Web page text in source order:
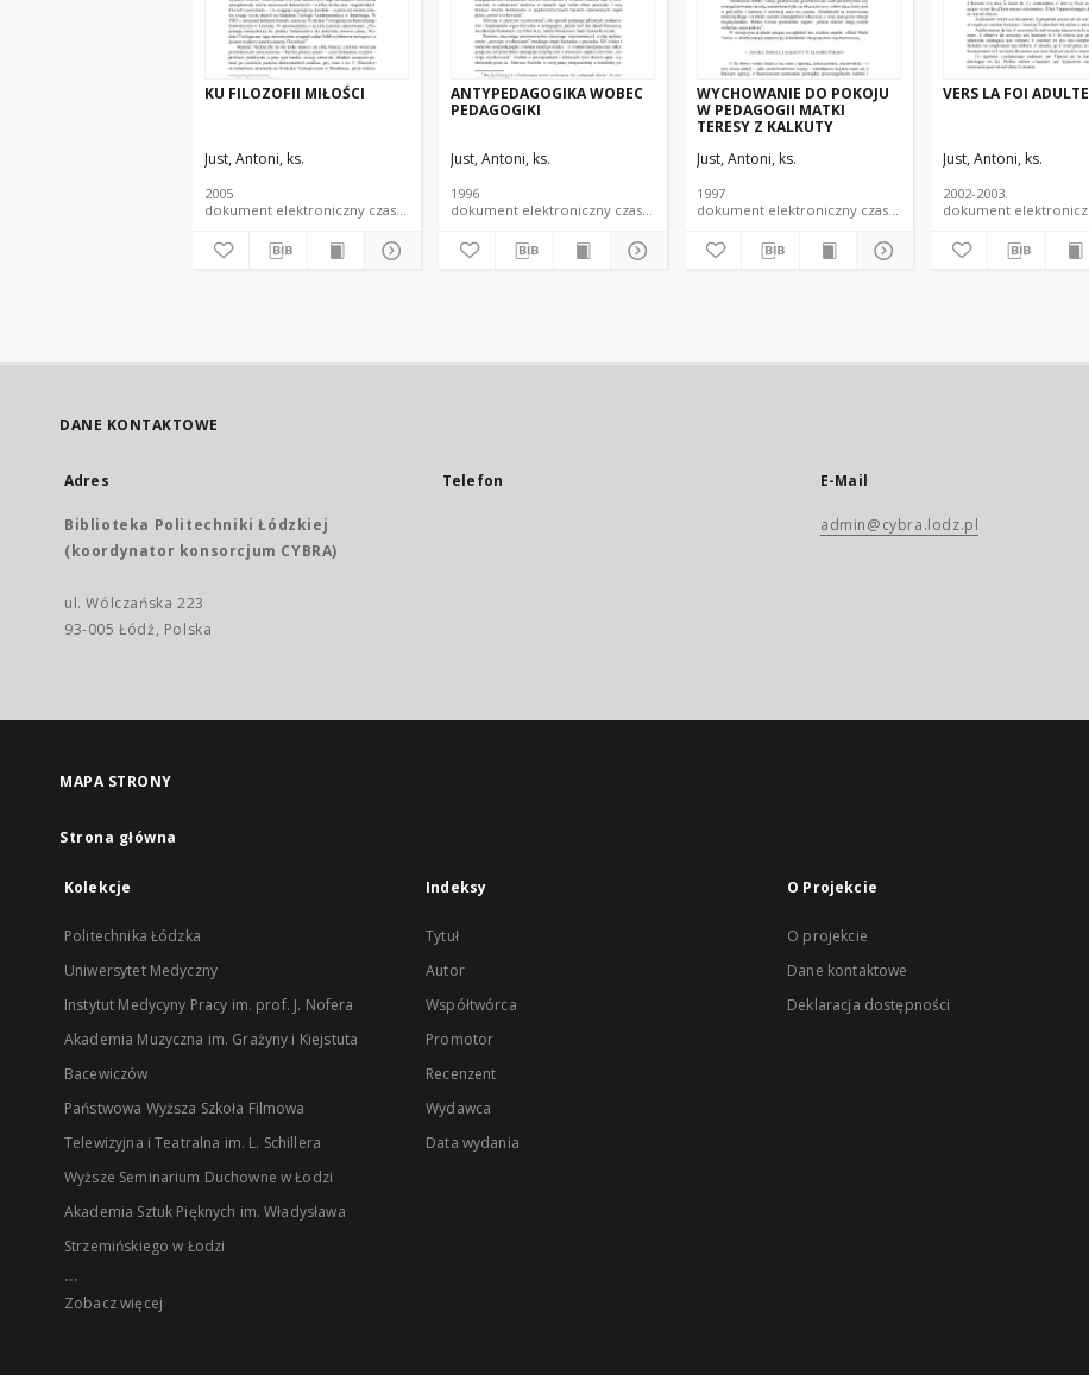
KU FILOZOFII MIŁOŚCI
Just, Antoni, ks.
2005
dokument elektroniczny czasopismo
ANTYPEDAGOGIKA WOBEC
PEDAGOGIKI
Just, Antoni, ks.
1996
dokument elektroniczny czasopismo
WYCHOWANIE DO POKOJU
W PEDAGOGII MATKI
TERESY Z KALKUTY
Just, Antoni, ks.
1997
dokument elektroniczny czasopismo
VERS LA FOI ADULTE
Just, Antoni, ks.
2002-2003.
DANE KONTAKTOWE
Adres
Biblioteka Politechniki Łódzkiej
(koordynator konsorcjum CYBRA)
ul. Wólczańska 223
93-005 Łódź, Polska
Telefon E-Mail
admin@cybra.lodz.pl
MAPA STRONY
Strona główna
Kolekcje
Politechnika Łódzka
Uniwersytet Medyczny
Instytut Medycyny Pracy im. prof. J. Nofera
Akademia Muzyczna im. Grażyny i Kiejstuta
Bacewiczów
Państwowa Wyższa Szkoła Filmowa
Telewizyjna i Teatralna im. L. Schillera
Wyższe Seminarium Duchowne w Łodzi
Akademia Sztuk Pięknych im. Władysława
Strzemińskiego w Łodzi
...
Zobacz więcej
Indeksy
Tytuł
Autor
Współtwórca
Promotor
Recenzent
Wydawca
Data wydania
O Projekcie
O projekcie
Dane kontaktowe
Deklaracja dostępności